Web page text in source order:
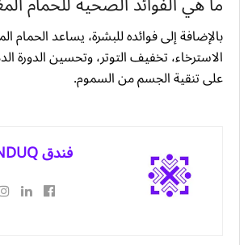
بالإضافة إلى فوائده للبشرة، يساعد الحمام
الاسترخاء، تخفيف التوتر، وتحسين الدورة
على تنقية الجسم من السموم.
فندق FOUNDUQ